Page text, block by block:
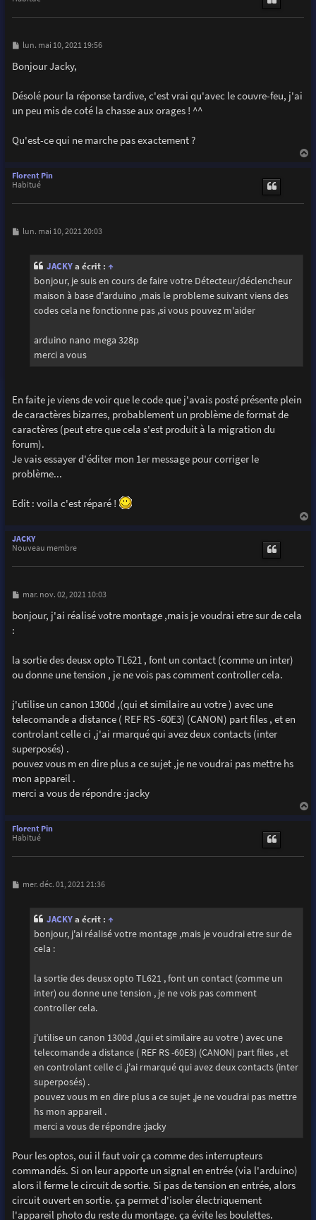
M
s
s
g
e
lun. mai 10, 2021 19:56
Bonjour Jacky,
Désolé pour la réponse tardive, c'est vrai qu'avec le couvre-feu, j'ai
un peu mis de coté la chasse aux orages ! ^^
Qu'est-ce qui ne marche pas exactement ?
Florent Pin
Habitué
M
lun. mai 10, 2021 20:03
JACKYa écrit : ↑
bonjour, je suis en cours de faire votre Détecteur/déclencheur
maison à base d'arduino ,mais le probleme suivant viens des
codes cela ne fonctionne pas ,si vous pouvez m'aider
arduino nano mega 328p
merci a vous
En faite je viens de voir que le code que j'avais posté présente plein
de caractères bizarres, probablement un problème de format de
caractères (peut etre que cela s'est produit à la migration du
forum).
Je vais essayer d'éditer mon 1er message pour corriger le
problème...
Edit : voila c'est réparé !
JACKY
Nouveau membre
M
s
s
mar. nov. 02, 2021 10:03
bonjour, j'ai réalisé votre montage ,mais je voudrai etre sur de cela
:
la sortie des deusx opto TL621 , font un contact (comme un inter)
ou donne une tension , je ne vois pas comment controller cela.
j'utilise un canon 1300d ,(qui et similaire au votre ) avec une
telecomande a distance ( REF RS -60E3) (CANON) part files , et en
controlant celle ci ,j'ai rmarqué qui avez deux contacts (inter
superposés) .
pouvez vous m en dire plus a ce sujet ,je ne voudrai pas mettre hs
mon appareil .
merci a vous de répondre :jacky
Florent Pin
Habitué
M
mer. déc. 01, 2021 21:36
JACKYa écrit : ↑
bonjour, j'ai réalisé votre montage ,mais je voudrai etre sur de
cela :
la sortie des deusx opto TL621 , font un contact (comme un
inter) ou donne une tension , je ne vois pas comment
controller cela.
j'utilise un canon 1300d ,(qui et similaire au votre ) avec une
telecomande a distance ( REF RS -60E3) (CANON) part files , et
en controlant celle ci ,j'ai rmarqué qui avez deux contacts (inter
superposés) .
pouvez vous m en dire plus a ce sujet ,je ne voudrai pas mettre
hs mon appareil .
merci a vous de répondre :jacky
Pour les optos, oui il faut voir ça comme des interrupteurs
commandés. Si on leur apporte un signal en entrée (via l'arduino)
alors il ferme le circuit de sortie. Si pas de tension en entrée, alors
circuit ouvert en sortie. ça permet d'isoler électriquement
l'appareil photo du reste du montage. ça évite les boulettes.